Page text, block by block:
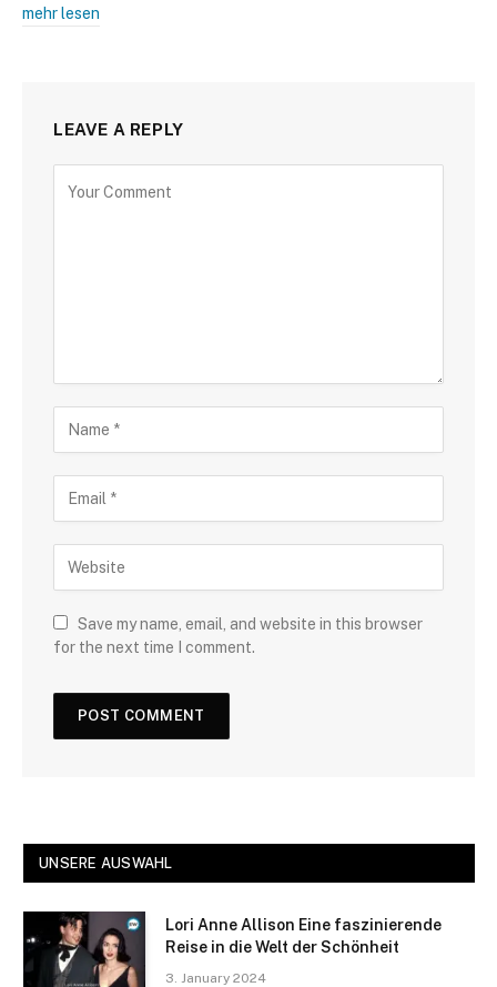
mehr lesen
LEAVE A REPLY
Save my name, email, and website in this browser
for the next time I comment.
UNSERE AUSWAHL
Lori Anne Allison Eine faszinierende
Reise in die Welt der Schönheit
3. January 2024